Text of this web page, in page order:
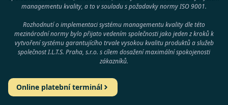
managementu kvality, a to v souladu s požadavky normyISO 9001.
Rozhodnutí o implementaci systému managementu kvality dle této
mezinárodní normy bylo přijato vedením společnosti jako jeden z kroků k
vytvoření systému garantujícího trvale vysokou kvalitu produktů a služeb
společnostI.L.T.S. Praha, s.r.o. s cílem dosažení maximální spokojenosti
zákazníků.
Online platební terminál